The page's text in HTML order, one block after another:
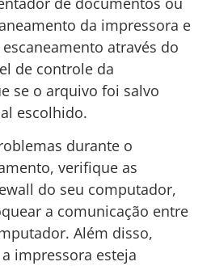
da impressora e
através do
de controle da
se o arquivo foi salvo
escolhido.
durante o
verifique as
do seu computador,
a comunicação entre
Além disso,
impressora esteja